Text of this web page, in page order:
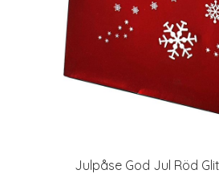
Julpåse God Jul Röd